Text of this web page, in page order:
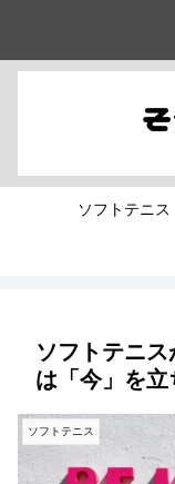
ソフトテニス
ソフトテニ
は「今」を
ソフトテニス